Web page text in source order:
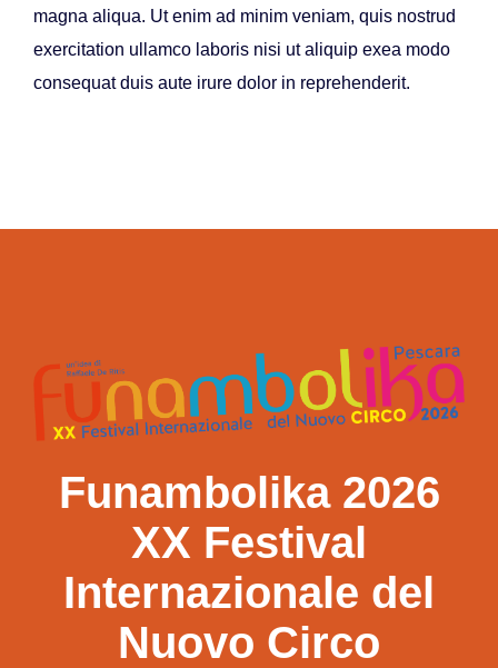
magna aliqua. Ut enim ad minim veniam, quis nostrud
exercitation ullamco laboris nisi ut aliquip exea modo
consequat duis aute irure dolor in reprehenderit.
Funambolika 2026
XX Festival
Internazionale del
Nuovo Circo